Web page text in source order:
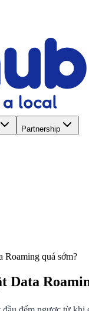
Partnership
Roaming quá sớm?
Data